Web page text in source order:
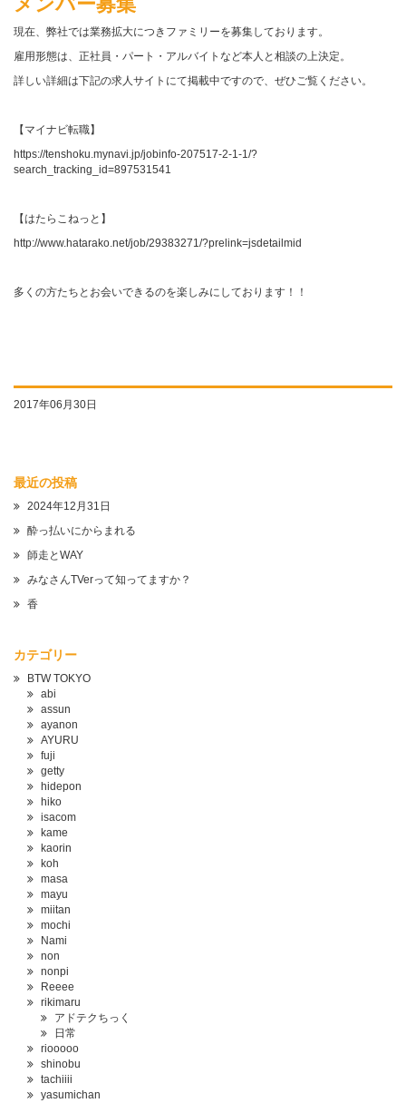
現在、弊社では業務拡大につきファミリーを募集しております。
雇用形態は、正社員・パート・アルバイトなど本人と相談の上決定。
詳しい詳細は下記の求人サイトにて掲載中ですので、ぜひご覧ください。
【マイナビ転職】
https://tenshoku.mynavi.jp/jobinfo-207517-2-1-1/?
search_tracking_id=897531541
【はたらこねっと】
http://www.hatarako.net/job/29383271/?prelink=jsdetailmid
多くの方たちとお会いできるのを楽しみにしております！！
2017年06月30日
最近の投稿
2024年12月31日
酔っ払いにからまれる
師走とWAY
みなさんTVerって知ってますか？
香
カテゴリー
BTW TOKYO
abi
assun
ayanon
AYURU
fuji
getty
hidepon
hiko
isacom
kame
kaorin
koh
masa
mayu
miitan
mochi
Nami
non
nonpi
Reeee
rikimaru
アドテクちっく
日常
riooooo
shinobu
tachiiii
yasumichan